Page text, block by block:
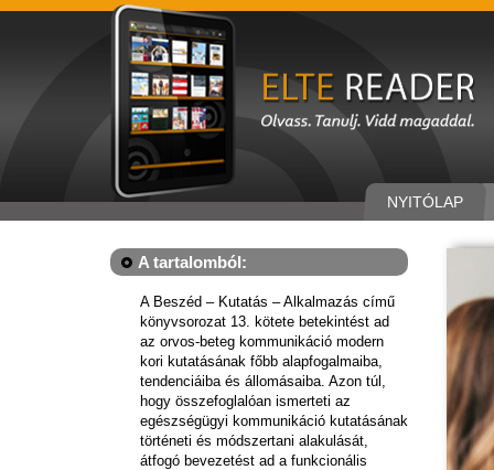
NYITÓLAP
A tartalomból:
A Beszéd – Kutatás – Alkalmazás című
könyvsorozat 13. kötete betekintést ad
az orvos-beteg kommunikáció modern
kori kutatásának főbb alapfogalmaiba,
tendenciáiba és állomásaiba. Azon túl,
hogy összefoglalóan ismerteti az
egészségügyi kommunikáció kutatásának
történeti és módszertani alakulását,
átfogó bevezetést ad a funkcionális